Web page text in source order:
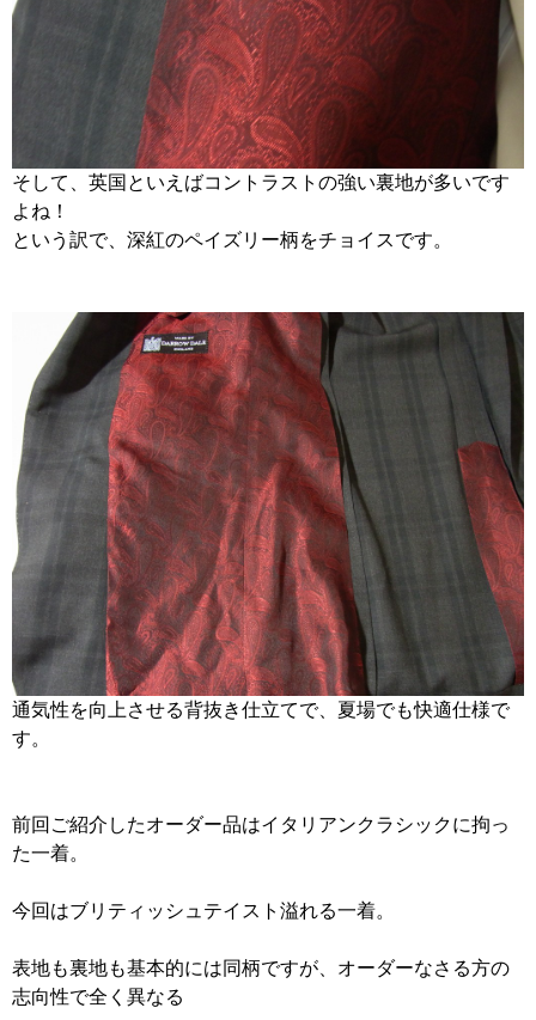
そして、英国といえばコントラストの強い裏地が多いです
よね！
という訳で、深紅のペイズリー柄をチョイスです。
通気性を向上させる背抜き仕立てで、夏場でも快適仕様で
す。
前回ご紹介したオーダー品はイタリアンクラシックに拘っ
た一着。
今回はブリティッシュテイスト溢れる一着。
表地も裏地も基本的には同柄ですが、オーダーなさる方の
志向性で全く異なる